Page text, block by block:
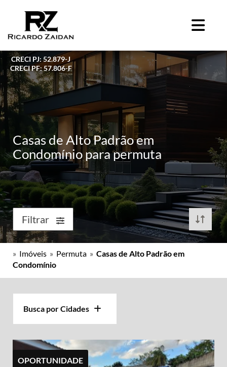
CRECI PJ: 52.879-J
CRECI PF: 57.806-F
Casas de Alto Padrão em
Condomínio para permuta
Filtrar
» Imóveis » Permuta » Casas de Alto Padrão em
Condomínio
Busca por Cidades
OPORTUNIDADE